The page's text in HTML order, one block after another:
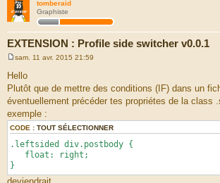
tomberaid
Graphiste
EXTENSION : Profile side switcher v0.0.1
e
s
s
g
e
sam. 11 avr. 2015 21:59
Hello
Plutôt que de mettre des conditions (IF) dans un
éventuellement précéder tes propriétes de la class
exemple :
CODE : TOUT SÉLECTIONNER
.leftsided div.postbody {
float: right;
}